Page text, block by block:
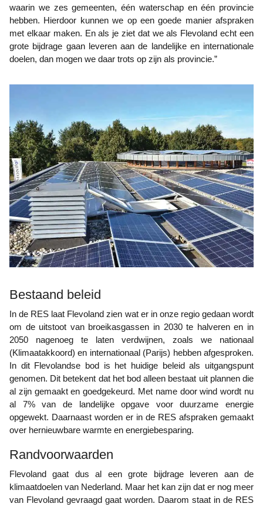
waarin we zes gemeenten, één waterschap en één provincie
hebben. Hierdoor kunnen we op een goede manier afspraken
met elkaar maken. En als je ziet dat we als Flevoland echt een
grote bijdrage gaan leveren aan de landelijke en internationale
doelen, dan mogen we daar trots op zijn als provincie.”
Bestaand beleid
In de RES laat Flevoland zien wat er in onze regio gedaan wordt
om de uitstoot van broeikasgassen in 2030 te halveren en in
2050 nagenoeg te laten verdwijnen, zoals we nationaal
(Klimaatakkoord) en internationaal (Parijs) hebben afgesproken.
In dit Flevolandse bod is het huidige beleid als uitgangspunt
genomen. Dit betekent dat het bod alleen bestaat uit plannen die
al zijn gemaakt en goedgekeurd. Met name door wind wordt nu
al 7% van de landelijke opgave voor duurzame energie
opgewekt. Daarnaast worden er in de RES afspraken gemaakt
over hernieuwbare warmte en energiebesparing.
Randvoorwaarden
Flevoland gaat dus al een grote bijdrage leveren aan de
klimaatdoelen van Nederland. Maar het kan zijn dat er nog meer
van Flevoland gevraagd gaat worden. Daarom staat in de RES